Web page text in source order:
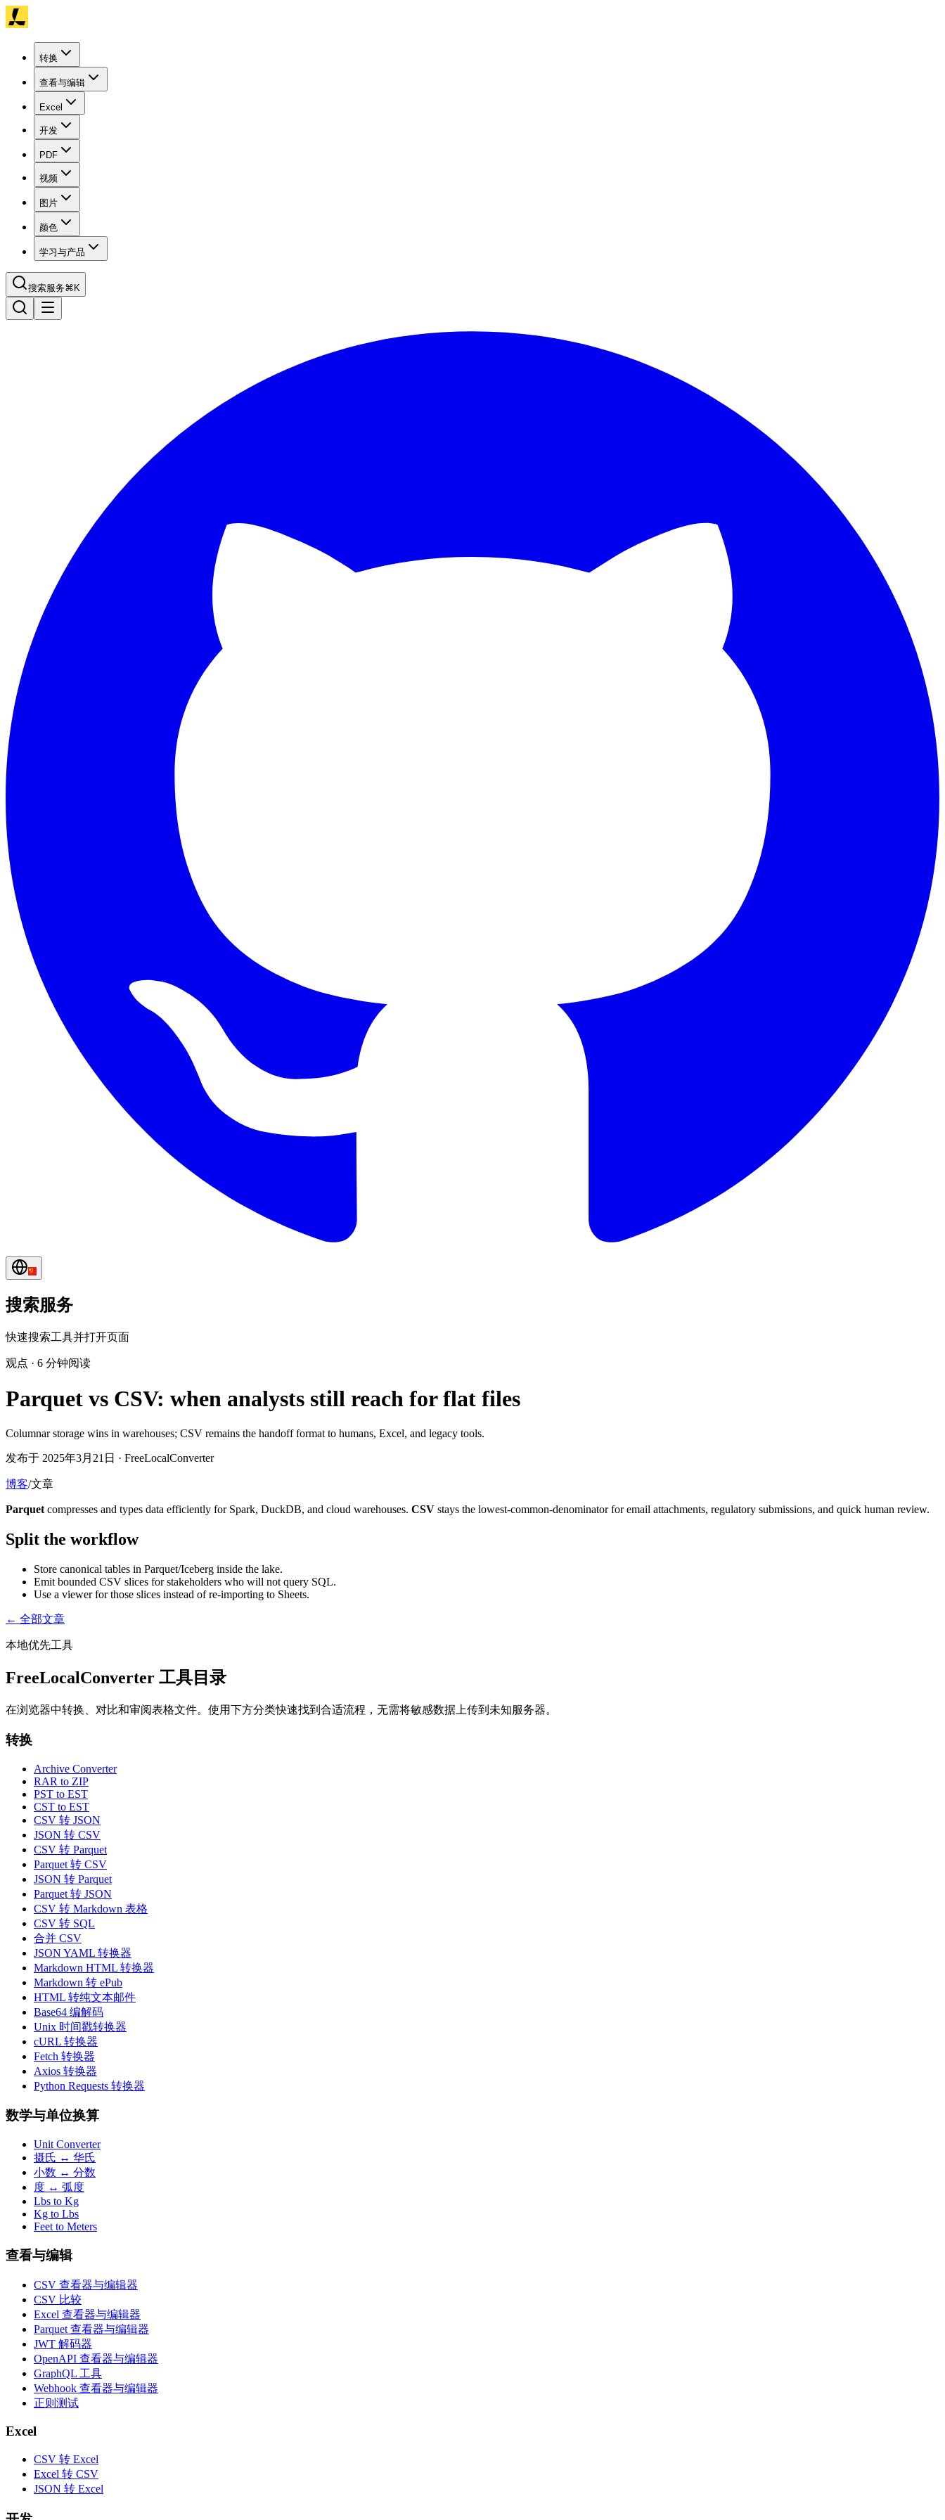
转换
查看与编辑
Excel
开发
PDF
视频
图片
颜色
学习与产品
搜索服务⌘K
搜索服务
快速搜索工具并打开页面
观点 · 6 分钟阅读
Parquet vs CSV: when analysts still reach for flat files
Columnar storage wins in warehouses; CSV remains the handoff format to humans, Excel, and legacy tools.
发布于 2025年3月21日 · FreeLocalConverter
博客/文章
Parquet compresses and types data efficiently for Spark, DuckDB, and cloud warehouses. CSV stays the lowest-common-denominator for email attachments, regulatory submissions, and quick human review.
Split the workflow
Store canonical tables in Parquet/Iceberg inside the lake.
Emit bounded CSV slices for stakeholders who will not query SQL.
Use a viewer for those slices instead of re-importing to Sheets.
← 全部文章
本地优先工具
FreeLocalConverter 工具目录
在浏览器中转换、对比和审阅表格文件。使用下方分类快速找到合适流程，无需将敏感数据上传到未知服务器。
转换
Archive Converter
RAR to ZIP
PST to EST
CST to EST
CSV 转 JSON
JSON 转 CSV
CSV 转 Parquet
Parquet 转 CSV
JSON 转 Parquet
Parquet 转 JSON
CSV 转 Markdown 表格
CSV 转 SQL
合并 CSV
JSON YAML 转换器
Markdown HTML 转换器
Markdown 转 ePub
HTML 转纯文本邮件
Base64 编解码
Unix 时间戳转换器
cURL 转换器
Fetch 转换器
Axios 转换器
Python Requests 转换器
数学与单位换算
Unit Converter
摄氏 ↔ 华氏
小数 ↔ 分数
度 ↔ 弧度
Lbs to Kg
Kg to Lbs
Feet to Meters
查看与编辑
CSV 查看器与编辑器
CSV 比较
Excel 查看器与编辑器
Parquet 查看器与编辑器
JWT 解码器
OpenAPI 查看器与编辑器
GraphQL 工具
Webhook 查看器与编辑器
正则测试
Excel
CSV 转 Excel
Excel 转 CSV
JSON 转 Excel